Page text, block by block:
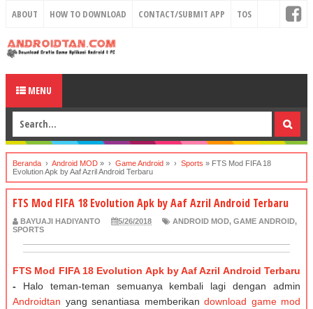
ABOUT HOW TO DOWNLOAD CONTACT/SUBMIT APP TOS
MENU
Beranda › Android MOD » › Game Android » › Sports » FTS Mod FIFA 18
Evolution Apk by Aaf Azril Android Terbaru
FTS Mod FIFA 18 Evolution Apk by Aaf Azril Android Terbaru
BAYUAJI HADIYANTO 5/26/2018 ANDROID MOD, GAME ANDROID,
SPORTS
FTS Mod FIFA 18 Evolution Apk by Aaf Azril Android Terbaru
- Halo teman-teman semuanya kembali lagi dengan admin
Androidtan yang senantiasa memberikan download game mod